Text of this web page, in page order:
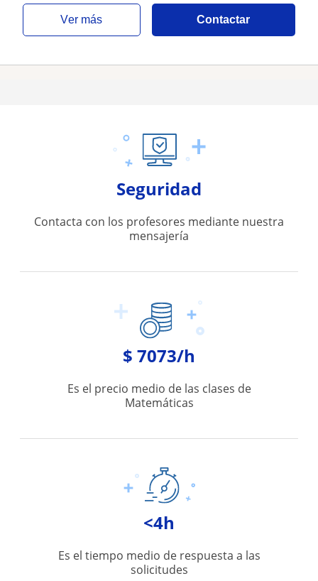
ver más Contactar
Seguridad
Contacta con los profesores mediante nuestra
mensajería
$ 7073/h
Es el precio medio de las clases de
Matemáticas
<4h
Es el tiempo medio de respuesta a las
solicitudes